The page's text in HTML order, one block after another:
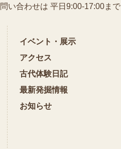
蔵文化財センター
い合わせは 平日9:00-17:00まで
イベント・展示
アクセス
古代体験日記
最新発掘情報
お知らせ